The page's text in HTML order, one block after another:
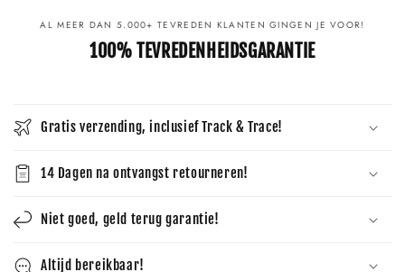
AL MEER DAN 5.000+ TEVREDEN KLANTEN GINGEN JE VOOR!
100% TEVREDENHEIDSGARANTIE
Gratis verzending, inclusief Track & Trace!
14 Dagen na ontvangst retourneren!
Niet goed, geld terug garantie!
Altijd bereikbaar!